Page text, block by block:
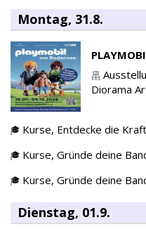
Montag, 31.8.
Diorama
Kurse, Entdecke die
Kurse, Gründe deine
Kurse, Gründe deine
Dienstag, 01.9.